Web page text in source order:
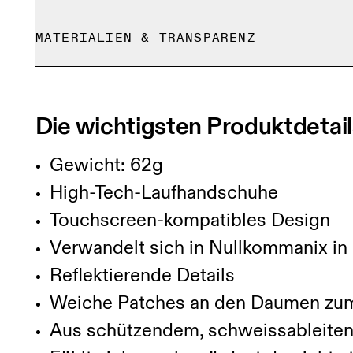
Deine Körpermasse in Zentimeter
GRÖSSENRATGEBER - HANDSCHUHE
HANDUMFANG
Kostenlose 30-Tage-Rückgabe
Limited-Edition-Artikel, Sonderfarben oder
MATERIALIEN & TRANSPARENZ
Die wichtigsten
Gewicht: 62g
High-Tech-Laufhandschuhe
Touchscreen-kompatibles Design
Verwandelt sich in Nullkommanix in
Reflektierende Details
Weiche Patches an den Daumen
Aus schützendem,